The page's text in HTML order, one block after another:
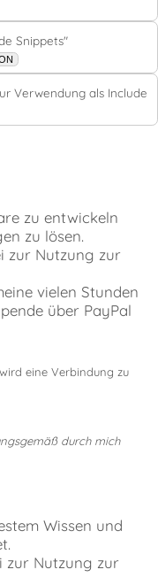
Snippets"
Verwendung als Include
zu entwickeln
zu lösen.
zur Nutzung zur
vielen Stunden
über PayPal
eine Verbindung zu
durch mich
Wissen und
zur Nutzung zur